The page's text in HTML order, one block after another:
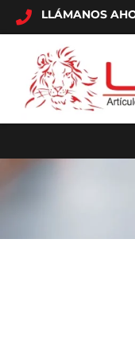
LLÁMANOS